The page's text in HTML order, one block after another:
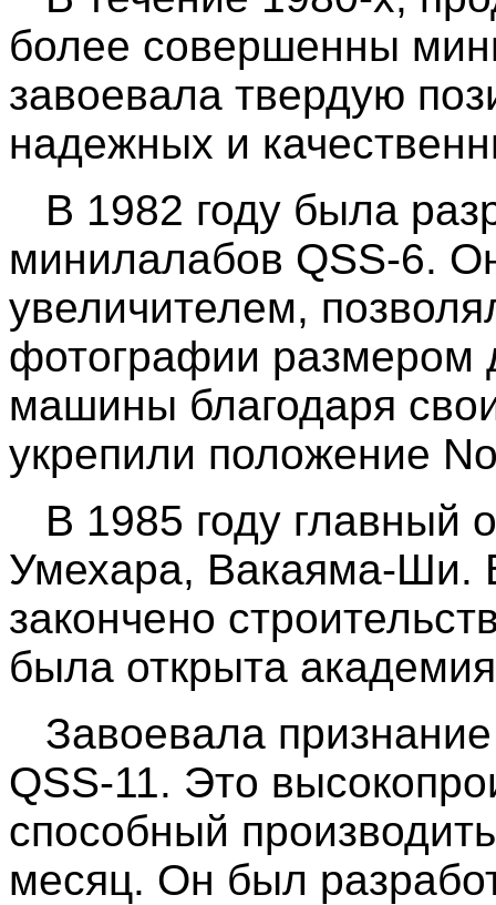
более совершенны
завоевала твердую
надежных и
В 1982 году была
минилалабов QSS-6.
увеличителем,
фотографии размером
машины благодаря
укрепили положение
В 1985 году главный
Умехара, Вакаяма-Ши.
закончено
была открыта
Завоевала
QSS-11. Это
способный
месяц. Он был